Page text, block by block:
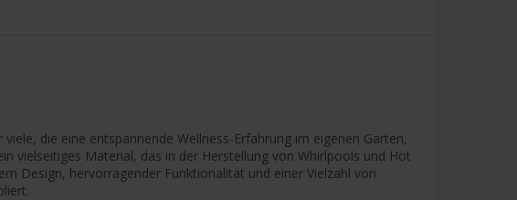
die eine entspannende Wellness-Erfahrung im eigenen Garten,
vielseitiges Material, das in der Herstellung von Whirlpools und Hot
Design, hervorragender Funktionalität und einer Vielzahl von